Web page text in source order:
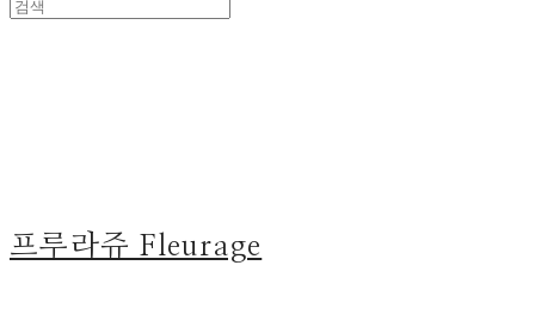
프루라쥬 Fleurage